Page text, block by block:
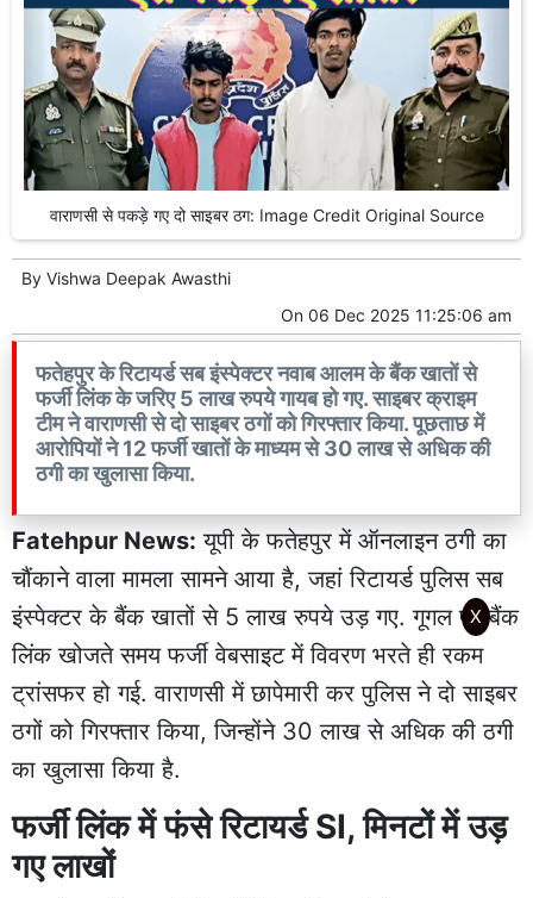
वाराणसी से पकड़े गए दो साइबर ठग: Image Credit Original Source
By Vishwa Deepak Awasthi
On 06 Dec 2025 11:25:06 am
फतेहपुर के रिटायर्ड सब इंस्पेक्टर नवाब आलम के बैंक खातों से
फर्जी लिंक के जरिए 5 लाख रुपये गायब हो गए. साइबर क्राइम
टीम ने वाराणसी से दो साइबर ठगों को गिरफ्तार किया. पूछताछ में
आरोपियों ने 12 फर्जी खातों के माध्यम से 30 लाख से अधिक की
ठगी का खुलासा किया.
Fatehpur News: यूपी के फतेहपुर में ऑनलाइन ठगी का
चौंकाने वाला मामला सामने आया है, जहां रिटायर्ड पुलिस सब
इंस्पेक्टर के बैंक खातों से 5 लाख रुपये उड़ गए. गूगल पर बैंक
लिंक खोजते समय फर्जी वेबसाइट में विवरण भरते ही रकम
ट्रांसफर हो गई. वाराणसी में छापेमारी कर पुलिस ने दो साइबर
ठगों को गिरफ्तार किया, जिन्होंने 30 लाख से अधिक की ठगी
का खुलासा किया है.
फर्जी लिंक में फंसे रिटायर्ड SI, मिनटों में उड़
गए लाखों
X